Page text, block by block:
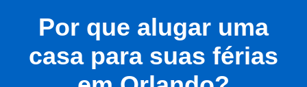
Por que alugar uma
casa para suas férias